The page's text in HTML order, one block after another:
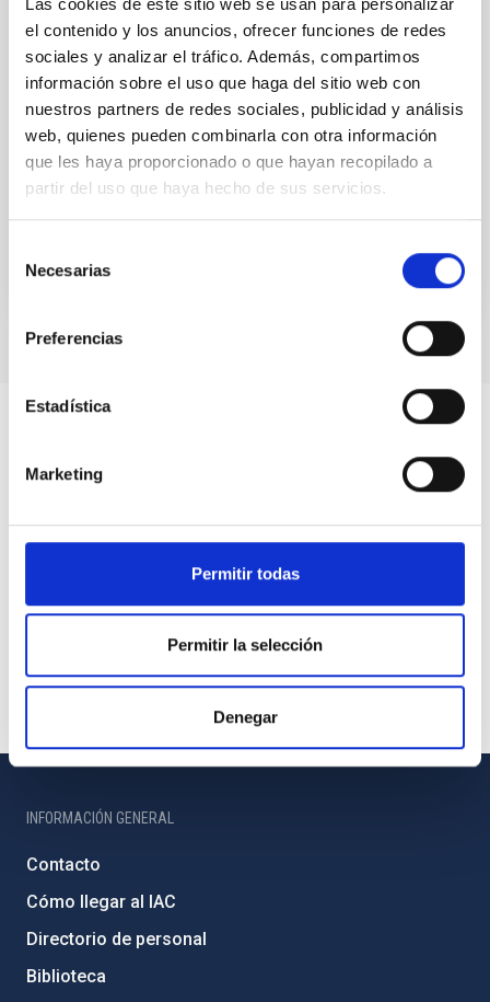
Las cookies de este sitio web se usan para personalizar
el contenido y los anuncios, ofrecer funciones de redes
sociales y analizar el tráfico. Además, compartimos
información sobre el uso que haga del sitio web con
nuestros partners de redes sociales, publicidad y análisis
web, quienes pueden combinarla con otra información
que les haya proporcionado o que hayan recopilado a
partir del uso que haya hecho de sus servicios.
Necesarias
Preferencias
Estadística
Marketing
Permitir todas
Permitir la selección
Denegar
nearby galaxies: Insights into secular
evolution from the TIMER sample
(Corrigendum)
de Sá-Freitas, Camila et al.
Fecha de publicación: 12 2025
NÚMERO DE CITAS
INFORMACIÓN GENERAL
Contacto
Cómo llegar al IAC
Directorio de personal
Biblioteca